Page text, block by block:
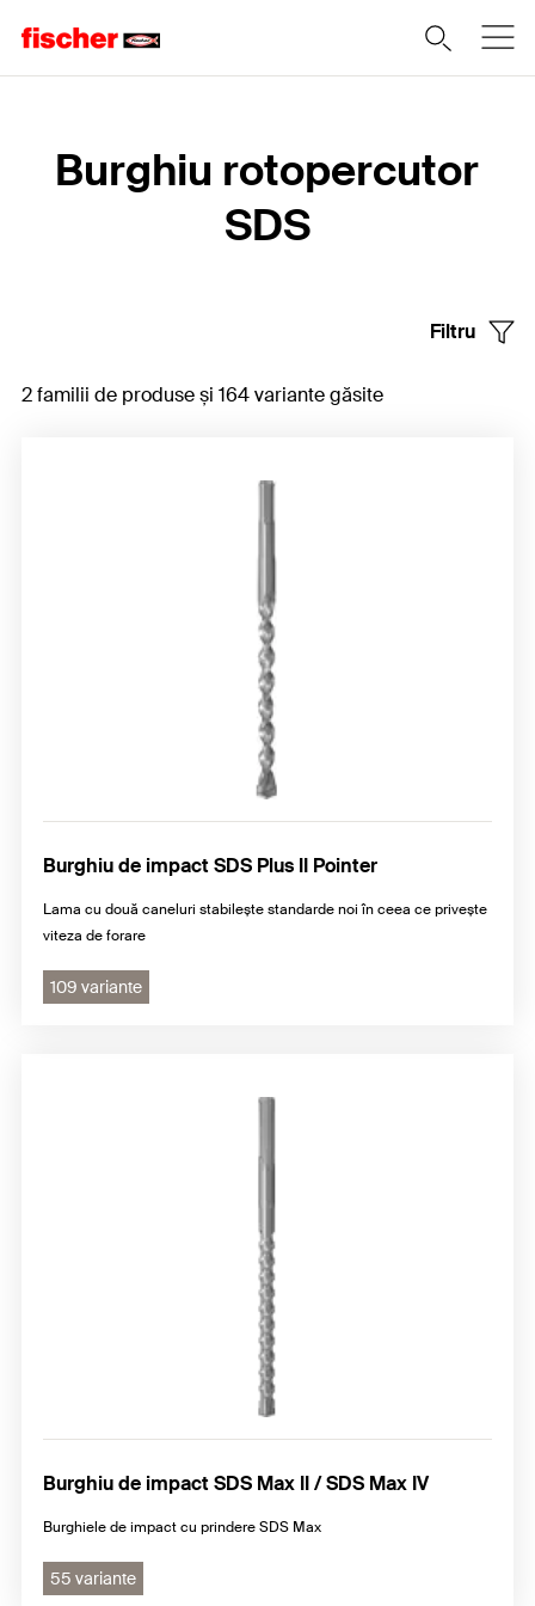
Burghiu rotopercutor
SDS
Filtru
2 familii de produse și 164 variante găsite
Burghiu de impact SDS Plus II Pointer
Lama cu două caneluri stabilește standarde noi în ceea ce privește
viteza de forare
109 variante
Burghiu de impact SDS Max II / SDS Max IV
Burghiele de impact cu prindere SDS Max
55 variante